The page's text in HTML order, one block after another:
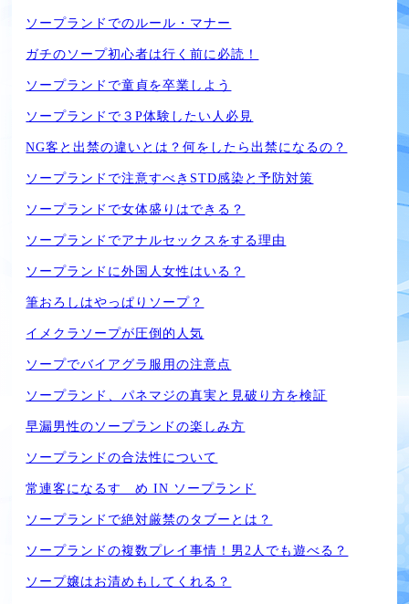
ソープランドでのルール・マナー
ガチのソープ初心者は行く前に必読！
ソープランドで童貞を卒業しよう
ソープランドで３P体験したい人必見
NG客と出禁の違いとは？何をしたら出禁になるの？
ソープランドで注意すべきSTD感染と予防対策
ソープランドで女体盛りはできる？
ソープランドでアナルセックスをする理由
ソープランドに外国人女性はいる？
筆おろしはやっぱりソープ？
イメクラソープが圧倒的人気
ソープでバイアグラ服用の注意点
ソープランド、パネマジの真実と見破り方を検証
早漏男性のソープランドの楽しみ方
ソープランドの合法性について
常連客になるすゝめ IN ソープランド
ソープランドで絶対厳禁のタブーとは？
ソープランドの複数プレイ事情！男2人でも遊べる？
ソープ嬢はお清めもしてくれる？